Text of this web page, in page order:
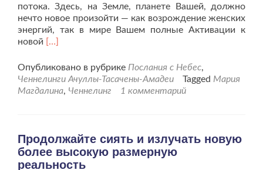
потока. Здесь, на Земле, планете Вашей, должно
нечто новое произойти — как возрождение женских
энергий, так в мире Вашем полные Активации к
новой Читать
проМария
Магдалина
«Приветственное
Земли»
[…]
Опубликовано в рубрике Послания с Небес,
Ченнелинги Ачуллы-Тасачены-Амадеи
Tagged Мария
Магдалина, Ченнелинг 1 комментарий
Продолжайте сиять и излучать новую
более высокую размерную
реальность